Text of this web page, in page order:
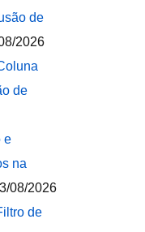
de
2026
de
e
na
08/2026
de